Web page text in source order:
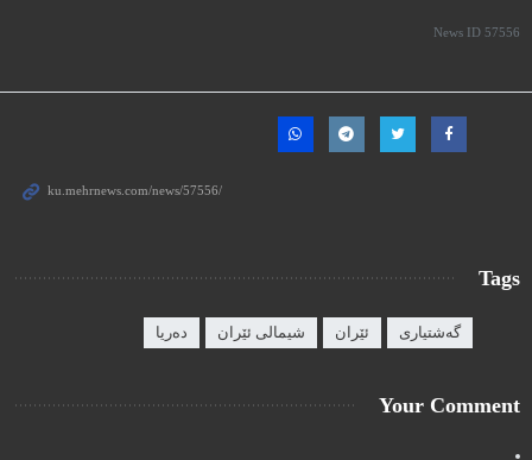
News ID 57556
Tags
گەشتیاری ئێران شیمالی ئێران دەریا
Your Comment